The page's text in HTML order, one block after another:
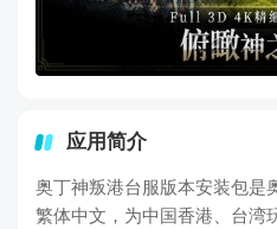
应用简介
奥丁神叛港台服版本安装包是
繁体中文，为中国香港、台湾